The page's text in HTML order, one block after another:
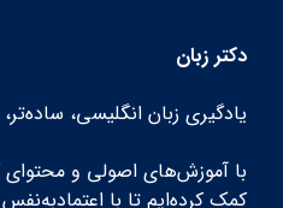
دکتر زبان
یادگیری زبان انگلیسی،
با آموزش‌های اصولی و محتوای
کمک کرده‌ایم تا با